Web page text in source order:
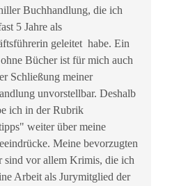
Buchhandlung, die ich
5 Jahre als
geleitet habe. Ein
Bücher ist für mich auch
Schließung meiner
unvorstellbar. Deshalb
ich in der Rubrik
weiter über meine
Meine bevorzugten
sind vor allem Krimis, die ich
Arbeit als Jurymitglied der